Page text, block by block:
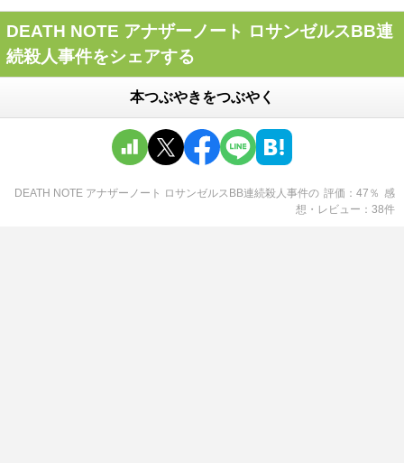
DEATH NOTE アナザーノート ロサンゼルスBB連
続殺人事件をシェアする
本つぶやきをつぶやく
DEATH NOTE アナザーノート ロサンゼルスBB連続殺人事件の 評価 47 ％ 感
想・レビュー
38件